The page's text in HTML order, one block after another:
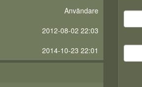
Användare
2012-08-02 22:03
2014-10-23 22:01